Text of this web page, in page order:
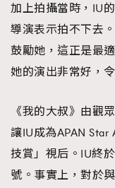
加上拍攝當時，IU
導演表示拍不下去
鼓勵她，這正是最
她的演出非常好，
《我的大叔》由觀
讓IU成為APAN
技賞」視后。IU終
號。事實上，對於